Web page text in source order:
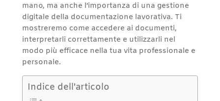
mano, ma anche l’importanza di una gestione
digitale della documentazione lavorativa. Ti
mostreremo come accedere ai documenti,
interpretarli correttamente e utilizzarli nel
modo più efficace nella tua vita professionale e
personale.
Indice dell'articolo